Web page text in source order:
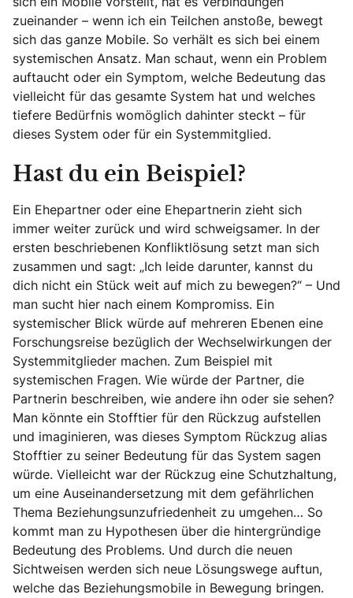
zueinander – wenn ich ein Teilchen anstoße, bewegt
sich das ganze Mobile. So verhält es sich bei einem
systemischen Ansatz. Man schaut, wenn ein Problem
auftaucht oder ein Symptom, welche Bedeutung das
vielleicht für das gesamte System hat und welches
tiefere Bedürfnis womöglich dahinter steckt – für
dieses System oder für ein Systemmitglied.
Hast du ein Beispiel?
Ein Ehepartner oder eine Ehepartnerin zieht sich
immer weiter zurück und wird schweigsamer. In der
ersten beschriebenen Konfliktlösung setzt man sich
zusammen und sagt: „Ich leide darunter, kannst du
dich nicht ein Stück weit auf mich zu bewegen?“ – Und
man sucht hier nach einem Kompromiss. Ein
systemischer Blick würde auf mehreren Ebenen eine
Forschungsreise bezüglich der Wechselwirkungen der
Systemmitglieder machen. Zum Beispiel mit
systemischen Fragen. Wie würde der Partner, die
Partnerin beschreiben, wie andere ihn oder sie sehen?
Man könnte ein Stofftier für den Rückzug aufstellen
und imaginieren, was dieses Symptom Rückzug alias
Stofftier zu seiner Bedeutung für das System sagen
würde. Vielleicht war der Rückzug eine Schutzhaltung,
um eine Auseinandersetzung mit dem gefährlichen
Thema Beziehungsunzufriedenheit zu umgehen… So
kommt man zu Hypothesen über die hintergründige
Bedeutung des Problems. Und durch die neuen
Sichtweisen werden sich neue Lösungswege auftun,
welche das Beziehungsmobile in Bewegung bringen.